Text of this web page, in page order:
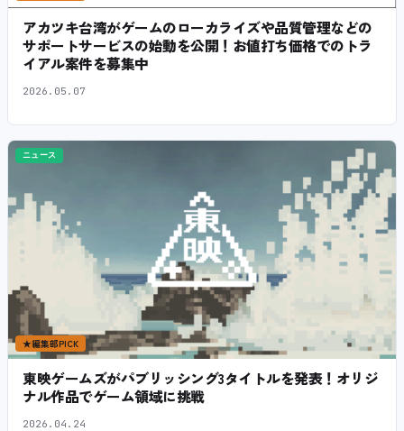
アカツキ台湾がゲームのローカライズや品質管理などの
サポートサービスの始動を公開！お値打ち価格でのトラ
イアル案件を募集中
2026.05.07
ニュース
★編集部PICK
東映ゲームズがパブリッシング3タイトルを発表！オリジ
ナル作品でゲーム領域に挑戦
2026.04.24